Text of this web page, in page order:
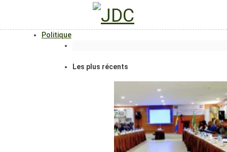
Politique
Les plus récents